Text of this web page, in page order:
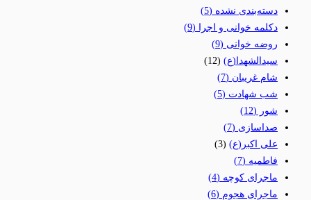
دسته‌بندی نشده (5)
دکلمه خوانی و اجرا (9)
روضه خوانی (9)
سیدالشهدا(ع) (12)
شام غریبان (7)
شب شهادت (5)
شور (12)
صداسازی (7)
علی اکبر(ع) (3)
فاطمیه (7)
ماجرای کوچه (4)
ماجرای هجوم (6)